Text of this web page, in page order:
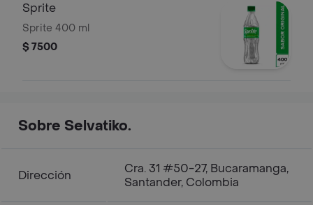
Sprite
Sprite 400 ml
$ 7500
Sobre Selvatiko.
Dirección
Cra. 31 #50-27, Bucaramanga,
Santander, Colombia